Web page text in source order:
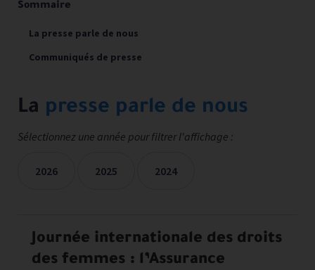
Sommaire
La presse parle de nous
Communiqués de presse
La presse parle de nous
Sélectionnez une année pour filtrer l'affichage :
2026 2025 2024
Journée internationale des droits
des femmes : l’Assurance